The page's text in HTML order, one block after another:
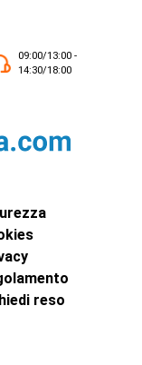
09:00/13:00 -
14:30/18:00
reso